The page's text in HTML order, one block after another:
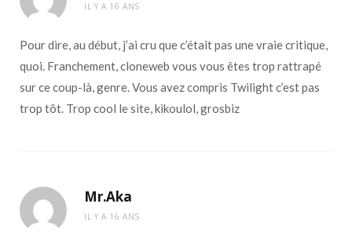
IL Y A 16 ANS
Pour dire, au début, j’ai cru que c’était pas une vraie critique,
quoi. Franchement, cloneweb vous vous êtes trop rattrapé
sur ce coup-là, genre. Vous avez compris Twilight c’est pas
trop tôt. Trop cool le site, kikoulol, grosbiz
Mr.Aka
IL Y A 16 ANS